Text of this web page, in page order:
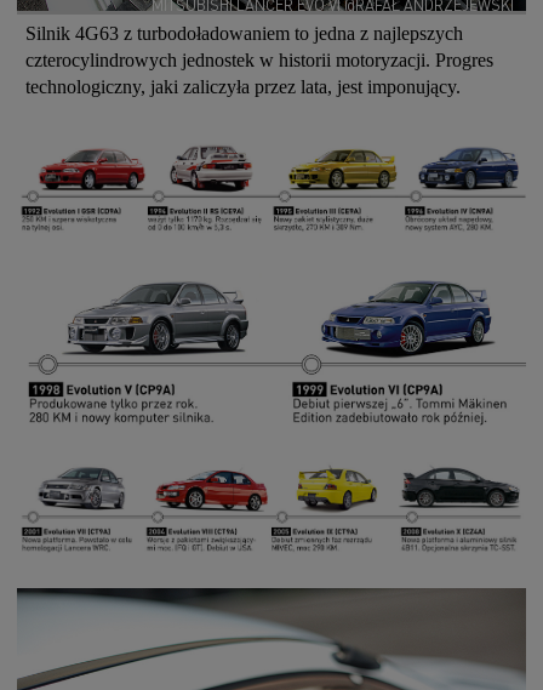
MITSUBISHI LANCER EVO VI @RAFAŁ ANDRZEJEWSKI
Silnik 4G63 z turbodoładowaniem to jedna z najlepszych
czterocylindrowych jednostek w historii motoryzacji. Progres
technologiczny, jaki zaliczyła przez lata, jest imponujący.